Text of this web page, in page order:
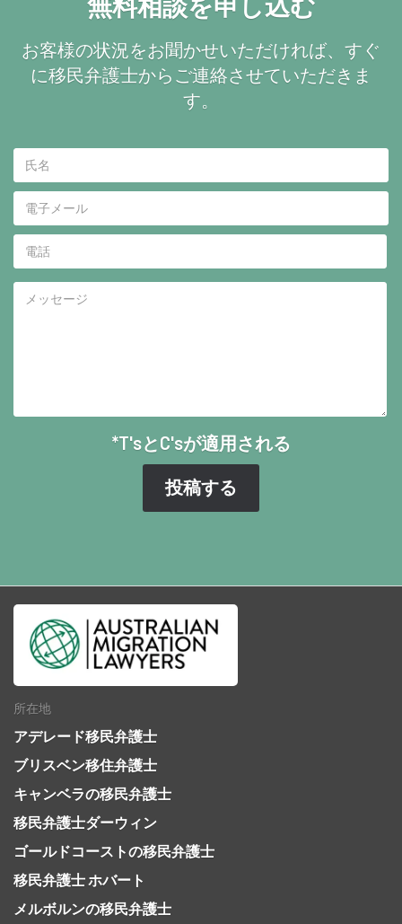
お客様の状況をお聞かせいただければ、すぐ
に移民弁護士からご連絡させていただきま
す。
*T'sとC'sが適用される
所在地
アデレード移民弁護士
ブリスベン移住弁護士
キャンベラの移民弁護士
移民弁護士ダーウィン
ゴールドコーストの移民弁護士
移民弁護士 ホバート
メルボルンの移民弁護士